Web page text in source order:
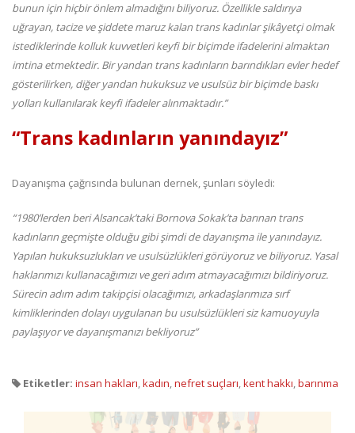
bunun için hiçbir önlem almadığını biliyoruz. Özellikle saldırıya
uğrayan, tacize ve şiddete maruz kalan trans kadınlar şikâyetçi olmak
istediklerinde kolluk kuvvetleri keyfi bir biçimde ifadelerini almaktan
imtina etmektedir. Bir yandan trans kadınların barındıkları evler hedef
gösterilirken, diğer yandan hukuksuz ve usulsüz bir biçimde baskı
yolları kullanılarak keyfi ifadeler alınmaktadır.”
“Trans kadınların yanındayız”
Dayanışma çağrısında bulunan dernek, şunları söyledi:
“1980’lerden beri Alsancak’taki Bornova Sokak’ta barınan trans
kadınların geçmişte olduğu gibi şimdi de dayanışma ile yanındayız.
Yapılan hukuksuzlukları ve usulsüzlükleri görüyoruz ve biliyoruz. Yasal
haklarımızı kullanacağımızı ve geri adım atmayacağımızı bildiriyoruz.
Sürecin adım adım takipçisi olacağımızı, arkadaşlarımıza sırf
kimliklerinden dolayı uygulanan bu usulsüzlükleri siz kamuoyuyla
paylaşıyor ve dayanışmanızı bekliyoruz”
Etiketler: insan hakları,kadın,nefret suçları,kent hakkı,barınma